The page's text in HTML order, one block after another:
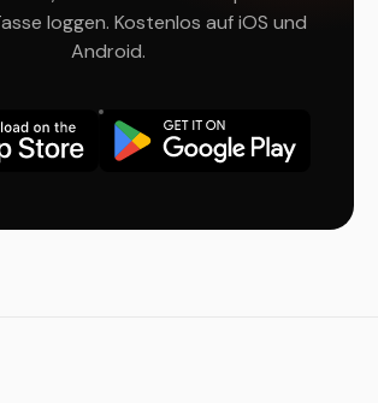
loggen. Kostenlos auf iOS und
Android.